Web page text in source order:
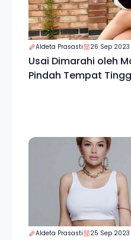
Aldeta Prasasti 26 Sep 2023
Usai Dimarahi oleh
Pindah Tempat
Aldeta Prasasti 25 Sep 2023